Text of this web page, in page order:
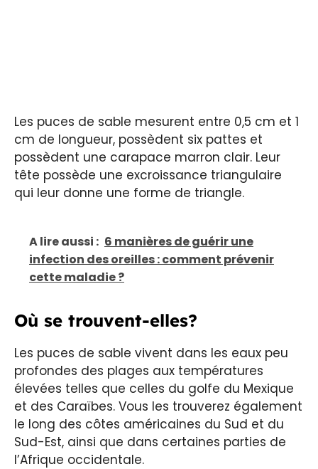
Les puces de sable mesurent entre 0,5 cm et 1
cm de longueur, possèdent six pattes et
possèdent une carapace marron clair. Leur
tête possède une excroissance triangulaire
qui leur donne une forme de triangle.
A lire aussi : 6 manières de guérir une
infection des oreilles : comment prévenir
cette maladie ?
Où se trouvent-elles?
Les puces de sable vivent dans les eaux peu
profondes des plages aux températures
élevées telles que celles du golfe du Mexique
et des Caraïbes. Vous les trouverez également
le long des côtes américaines du Sud et du
Sud-Est, ainsi que dans certaines parties de
l’Afrique occidentale.